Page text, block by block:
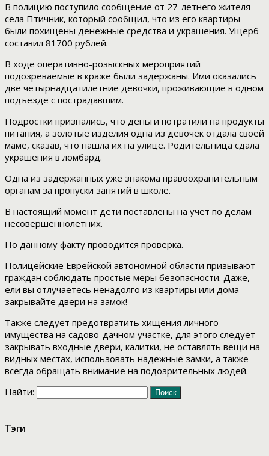
В полицию поступило сообщение от 27-летнего жителя
села Птичник, который сообщил, что из его квартиры
были похищены денежные средства и украшения. Ущерб
составил 81700 рублей.
В ходе оперативно-розыскных мероприятий
подозреваемые в краже были задержаны. Ими оказались
две четырнадцатилетние девочки, проживающие в одном
подъезде с пострадавшим.
Подростки признались, что деньги потратили на продукты
питания, а золотые изделия одна из девочек отдала своей
маме, сказав, что нашла их на улице. Родительница сдала
украшения в ломбард.
Одна из задержанных уже знакома правоохранительным
органам за пропуски занятий в школе.
В настоящий момент дети поставлены на учет по делам
несовершеннолетних.
По данному факту проводится проверка.
Полицейские Еврейской автономной области призывают
граждан соблюдать простые меры безопасности. Даже,
ели вы отлучаетесь ненадолго из квартиры или дома –
закрывайте двери на замок!
Также следует предотвратить хищения личного
имущества на садово-дачном участке, для этого следует
закрывать входные двери, калитки, не оставлять вещи на
видных местах, использовать надежные замки, а также
всегда обращать внимание на подозрительных людей.
Найти:
Тэги